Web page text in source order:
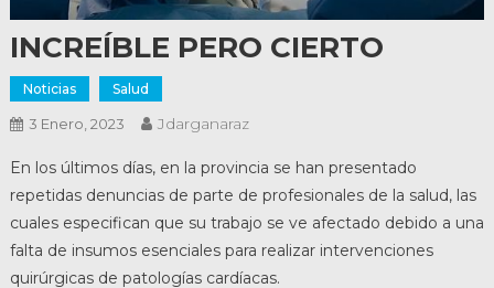
INCREÍBLE PERO CIERTO
Noticias Salud
3 Enero, 2023 Jdarganaraz
En los últimos días, en la provincia se han presentado
repetidas denuncias de parte de profesionales de la salud, las
cuales especifican que su trabajo se ve afectado debido a una
falta de insumos esenciales para realizar intervenciones
quirúrgicas de patologías cardíacas.